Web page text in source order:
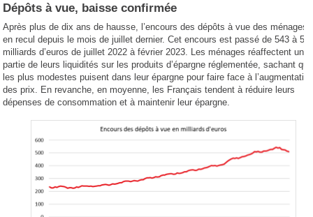
Dépôts à vue, baisse confirmée
Après plus de dix ans de hausse, l’encours des dépôts à vue des ménages
en recul depuis le mois de juillet dernier. Cet encours est passé de 543 à
milliards d’euros de juillet 2022 à février 2023. Les ménages réaffectent une
partie de leurs liquidités sur les produits d’épargne réglementée, sachant que
les plus modestes puisent dans leur épargne pour faire face à
des prix. En revanche, en moyenne, les Français tendent à réduire leurs
dépenses de consommation et à maintenir leur épargne.